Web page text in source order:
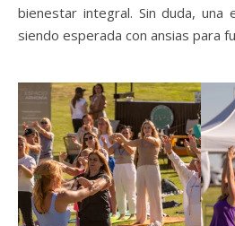
bienestar integral. Sin duda, una
siendo esperada con ansias para